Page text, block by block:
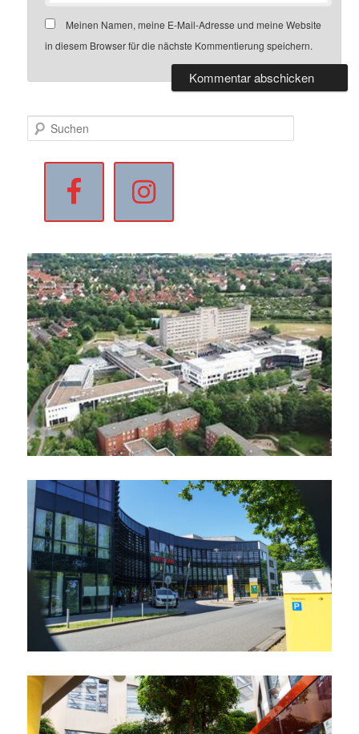
Meinen Namen, meine E-Mail-Adresse und meine Website
in diesem Browser für die nächste Kommentierung speichern.
u